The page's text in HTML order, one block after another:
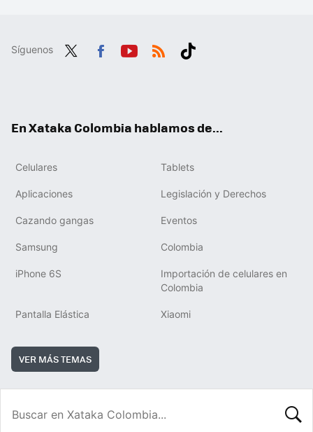
Síguenos
En Xataka Colombia hablamos de...
Celulares Tablets
Aplicaciones Legislación y Derechos
Cazando gangas Eventos
Samsung Colombia
iPhone 6S
Importación de celulares en
Colombia
Pantalla Elástica Xiaomi
VER MÁS TEMAS